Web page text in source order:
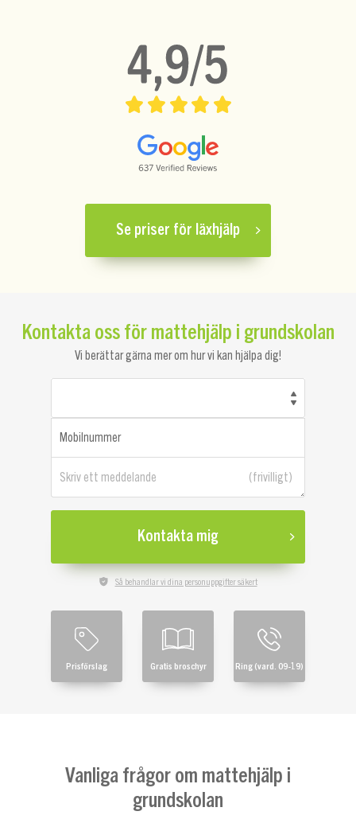
Se priser för läxhjälp
Kontakta oss för mattehjälp i grundskolan
Vi berättar gärna mer om hur vi kan hjälpa dig!
Mobilnummer
Skriv ett meddelande
Kontakta mig
Så behandlar vi dina personuppgifter säkert
Prisförslag Gratis broschyr Ring (vard. 09-19)
Vanliga frågor om mattehjälp i
grundskolan